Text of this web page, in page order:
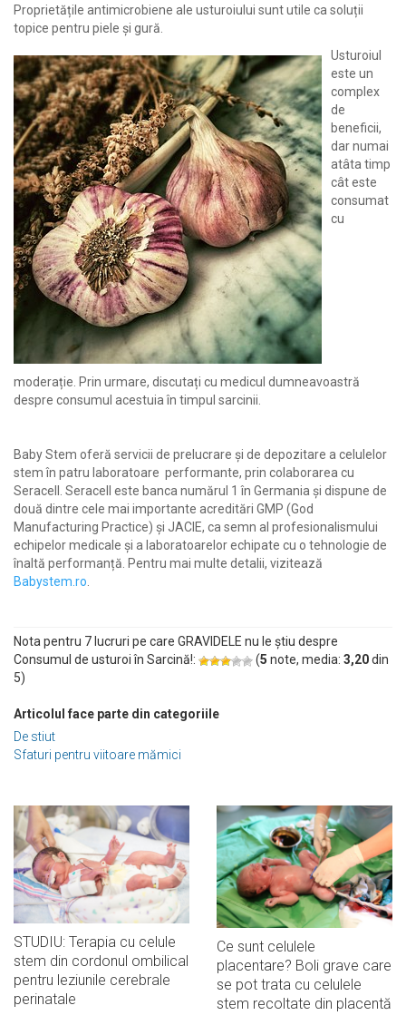
Proprietățile antimicrobiene ale usturoiului sunt utile ca soluții
topice pentru piele și gură.
Usturoiul
este un
complex
de
beneficii,
dar numai
atâta timp
cât este
consumat
cu
moderație. Prin urmare, discutați cu medicul dumneavoastră
despre consumul acestuia în timpul sarcinii.
Baby Stem oferă servicii de prelucrare și de depozitare a celulelor
stem în patru laboratoare performante, prin colaborarea cu
Seracell. Seracell este banca numărul 1 în Germania și dispune de
două dintre cele mai importante acreditări GMP (God
Manufacturing Practice) și JACIE, ca semn al profesionalismului
echipelor medicale și a laboratoarelor echipate cu o tehnologie de
înaltă performanță. Pentru mai multe detalii, vizitează
Babystem.ro.
Nota pentru 7 lucruri pe care GRAVIDELE nu le știu despre
Consumul de usturoi în Sarcină!:
(5 note, media: 3,20din
5)
Articolul face parte din categoriile
De stiut
Sfaturi pentru viitoare mămici
STUDIU: Terapia cu celule
stem din cordonul ombilical
pentru leziunile cerebrale
perinatale
Ce sunt celulele
placentare? Boli grave care
se pot trata cu celulele
stem recoltate din placentă